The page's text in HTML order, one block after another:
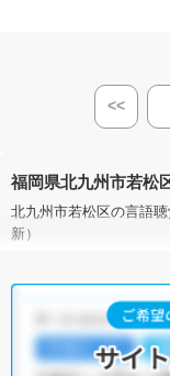
<<
福岡県北九州市若松
北九州市若松区の言語
新）
サイト上に掲載されて
う求人を提案させてい
北九州市若松区の言語
積極採用中・残業